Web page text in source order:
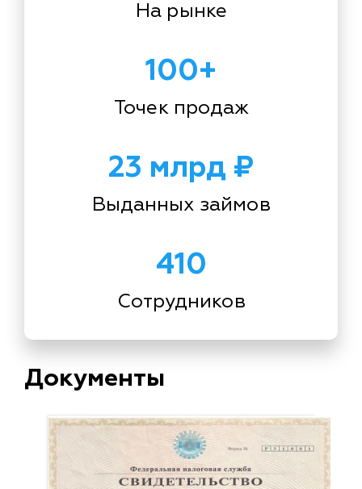
На рынке
100+
Точек продаж
23 млрд ₽
Выданных займов
410
Сотрудников
Документы